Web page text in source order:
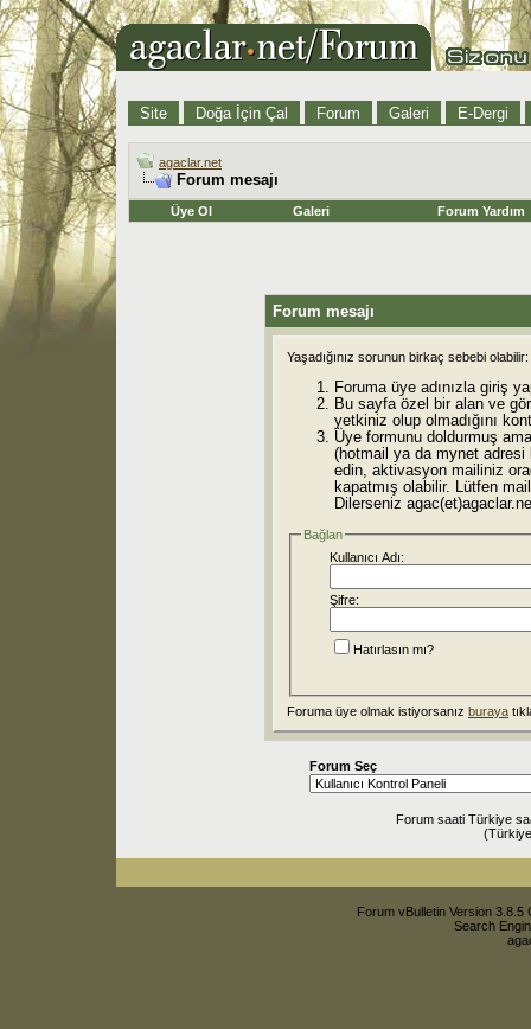
Site Doğa İçin Çal Forum Galeri E-Dergi
agaclar.net
Forum mesajı
Üye Ol Galeri Forum Yardım
Forum mesajı
Yaşadığınız sorunun birkaç sebebi olabilir:
Foruma üye adınızla giriş
Bu sayfa özel bir alan ve
yetkiniz olup olmadığını
Üye formunu doldurmuş
(hotmail ya da mynet adresi
edin, aktivasyon mailiniz
kapatmış olabilir. Lütfen
Dilerseniz
Bağlan
Kullanıcı Adı:
Şifre:
Hatırlasın mı?
Foruma üye olmak istiyorsanız buraya
Forum Seç
Forum saati Türkiye
Forum vBulletin Version
Search